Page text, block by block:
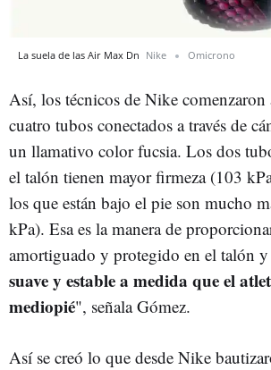
La suela de las Air Max Dn Nike Omicrono
Así, los técnicos de Nike comenzaron
cuatro tubos conectados a través de
un llamativo color fucsia. Los dos
el talón tienen mayor firmeza (103
los que están bajo el pie son mucho
kPa). Esa es la manera de
amortiguado y protegido en el talón y
suave y estable a medida que el
mediopié", señala Gómez.
Así se creó lo que desde Nike